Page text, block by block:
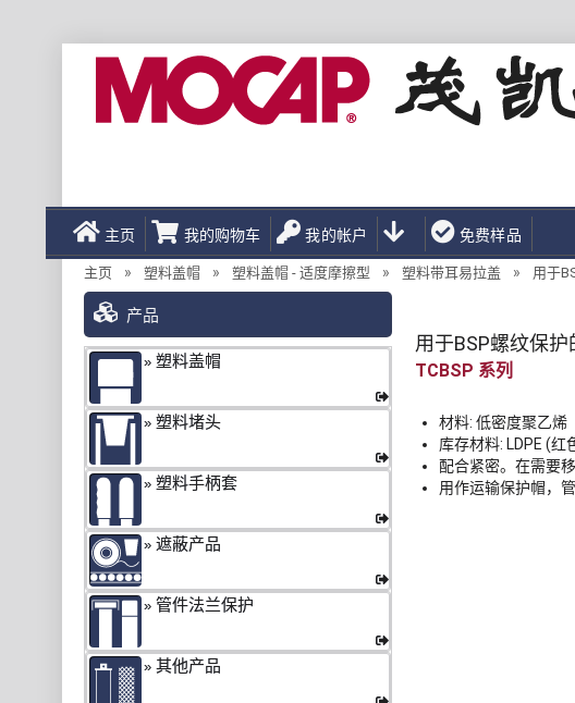
主页 我的购物车 我的帐户 免费样品
主页 » 塑料盖帽 » 塑料盖帽 - 适度摩擦型 » 塑料带耳易拉盖 » 用于
用于BSP螺纹保
TCBSP
材料: 低密度聚乙烯
库存材料: LDPE (红
配合紧密。在需要
用作运输保护帽，
产品
塑料盖帽
塑料堵头
塑料手柄套
遮蔽产品
管件法兰保护
其他产品